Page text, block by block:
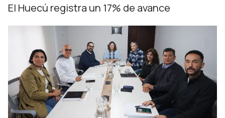
El Huecú registra un 17% de avance